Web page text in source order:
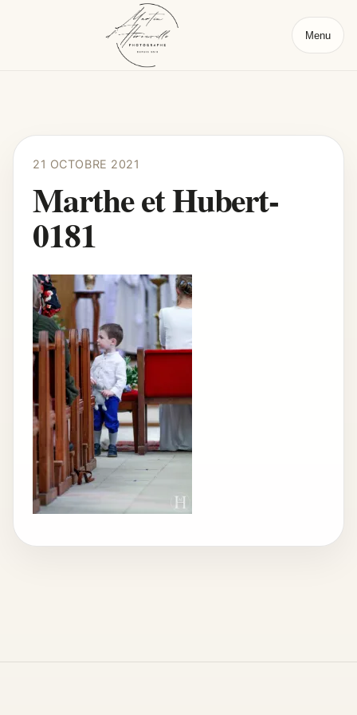
Menu
21 OCTOBRE 2021
Marthe et Hubert-
0181